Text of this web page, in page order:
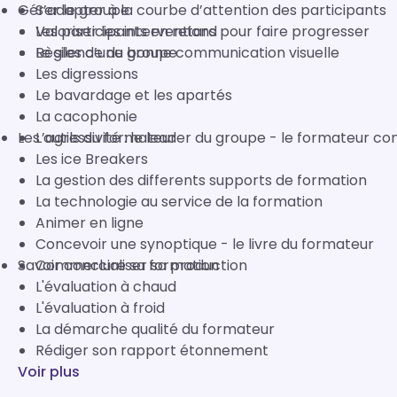
S’adapter à la courbe d’attention des participants
Valoriser les interventions pour faire progresser
Règles d’une bonne communication visuelle
Gérer le groupe
Les participants en retard
Le silence du groupe
Les digressions
Le bavardage et les apartés
La cacophonie
L’agressivité : le leader du groupe - le formateur
Les outils du formateur
Les ice Breakers
La gestion des differents supports de formation
La technologie au service de la formation
Animer en ligne
Concevoir une synoptique - le livre du formateur
Commercialiser sa production
Savoir conclure sa formation
L'évaluation à chaud
L'évaluation à froid
La démarche qualité du formateur
Rédiger son rapport étonnement
Voir plus